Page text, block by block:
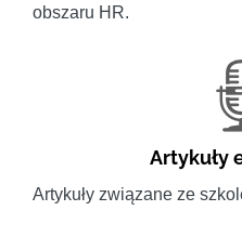
obszaru HR.
Artykuły
Artykuły związane ze